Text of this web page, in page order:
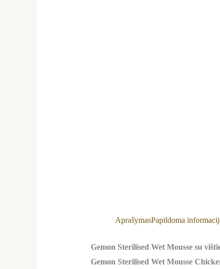
AprašymasPapildoma
Gemon Sterilised Wet Mousse su
Gemon Sterilised Wet Mousse